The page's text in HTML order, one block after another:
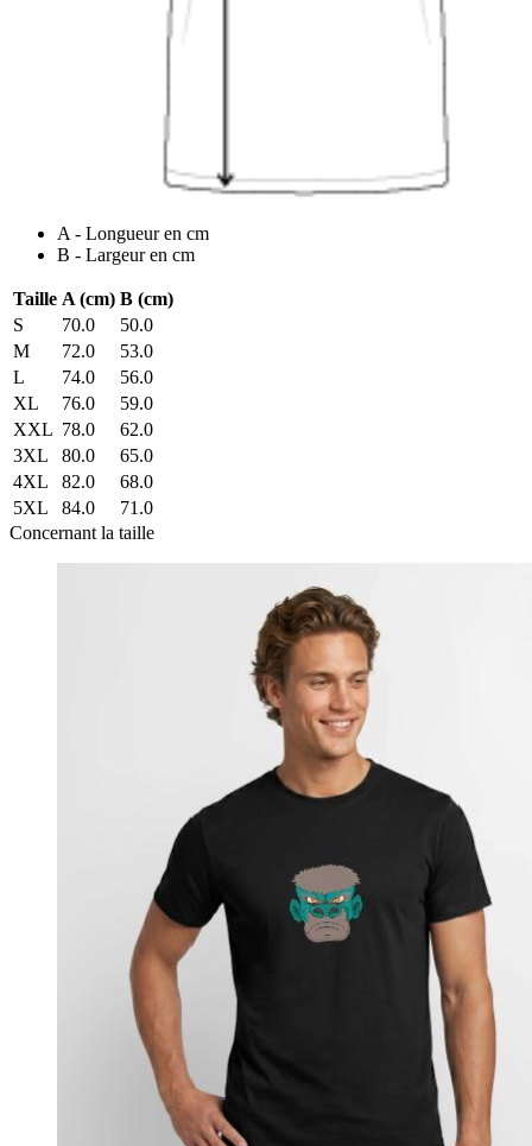
A - Longueur en cm
B - Largeur en cm
Taille A (cm) B (cm)
S
70.0
50.0
M
72.0
53.0
L
74.0
56.0
XL
76.0
59.0
XXL 78.0
62.0
3XL
80.0
65.0
4XL
82.0
68.0
5XL
84.0
71.0
Concernant la taille